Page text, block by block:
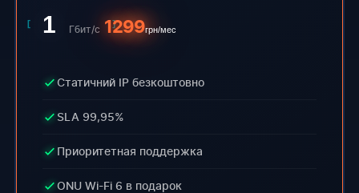
1 Гбит/с 1299грн/мес
Статичний IP безкоштовно
SLA 99,95%
Приоритетная поддержка
ONU Wi-Fi 6 в подарок